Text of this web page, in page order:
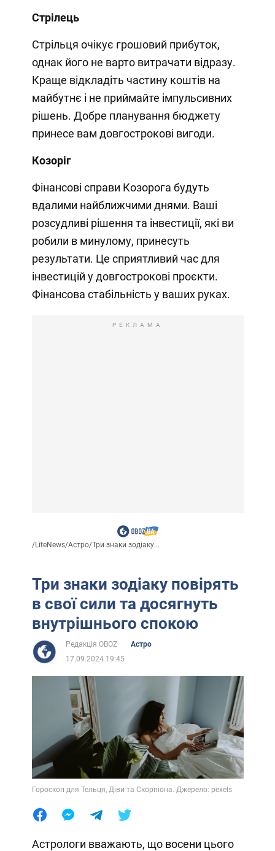
Стрілець
Стрільця очікує грошовий прибуток,
однак його не варто витрачати відразу.
Краще відкладіть частину коштів на
майбутнє і не приймайте імпульсивних
рішень. Добре планування бюджету
принесе вам довгострокові вигоди.
Козоріг
Фінансові справи Козорога будуть
вдалими найближчими днями. Ваші
розсудливі рішення та інвестиції, які ви
робили в минулому, принесуть
результати. Це сприятливий час для
інвестицій у довгострокові проєкти.
Фінансова стабільність у ваших руках.
РЕКЛАМА
/LiteNews/Астро/Три знаки зодіаку...
Три знаки зодіаку повірять
в свої сили та досягнуть
внутрішнього спокою
Редакція OBOZ
Астро
17.09.2024 19:45
Гороскоп для Тельця, Діви та Скорпіона. Джерело: pexels
Астрологи вважають, що восени цього